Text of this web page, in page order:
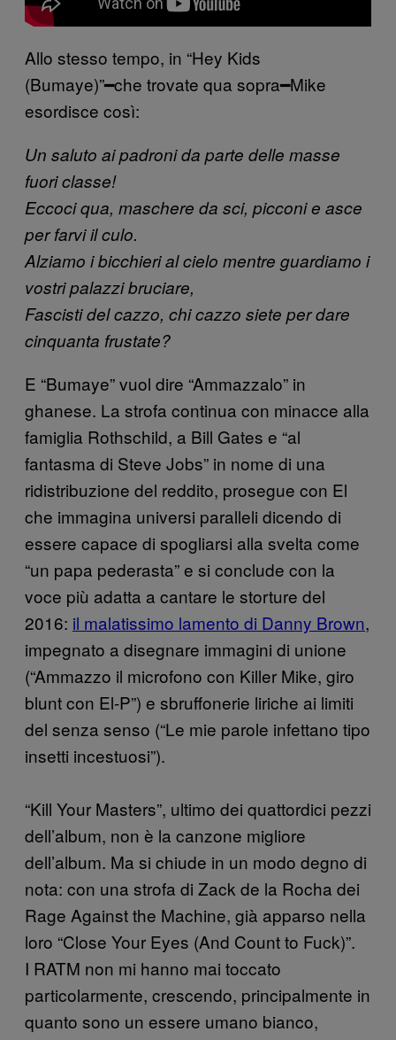
Allo stesso tempo, in “Hey Kids
(Bumaye)”━che trovate qua sopra━Mike
esordisce così:
Un saluto ai padroni da parte delle masse
fuori classe!
Eccoci qua, maschere da sci, picconi e asce
per farvi il culo.
Alziamo i bicchieri al cielo mentre guardiamo i
vostri palazzi bruciare,
Fascisti del cazzo, chi cazzo siete per dare
cinquanta frustate?
E “Bumaye” vuol dire “Ammazzalo” in
ghanese. La strofa continua con minacce alla
famiglia Rothschild, a Bill Gates e “al
fantasma di Steve Jobs” in nome di una
ridistribuzione del reddito, prosegue con El
che immagina universi paralleli dicendo di
essere capace di spogliarsi alla svelta come
“un papa pederasta” e si conclude con la
voce più adatta a cantare le storture del
2016: il malatissimo lamento di Danny Brown,
impegnato a disegnare immagini di unione
(“Ammazzo il microfono con Killer Mike, giro
blunt con El-P”) e sbruffonerie liriche ai limiti
del senza senso (“Le mie parole infettano tipo
insetti incestuosi”).
“Kill Your Masters”, ultimo dei quattordici pezzi
dell’album, non è la canzone migliore
dell’album. Ma si chiude in un modo degno di
nota: con una strofa di Zack de la Rocha dei
Rage Against the Machine, già apparso nella
loro “Close Your Eyes (And Count to Fuck)”.
I RATM non mi hanno mai toccato
particolarmente, crescendo, principalmente in
quanto sono un essere umano bianco,